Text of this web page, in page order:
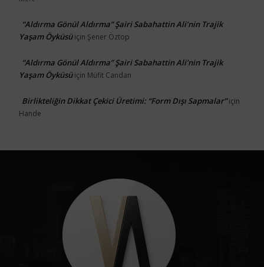
“Aldırma Gönül Aldırma” Şairi Sabahattin Ali’nin Trajik
Yaşam Öyküsüiçin Şener Öztop
“Aldırma Gönül Aldırma” Şairi Sabahattin Ali’nin Trajik
Yaşam Öyküsüiçin Müfit Candan
Birlikteliğin Dikkat Çekici Üretimi: “Form Dışı Sapmalar”için
Hande